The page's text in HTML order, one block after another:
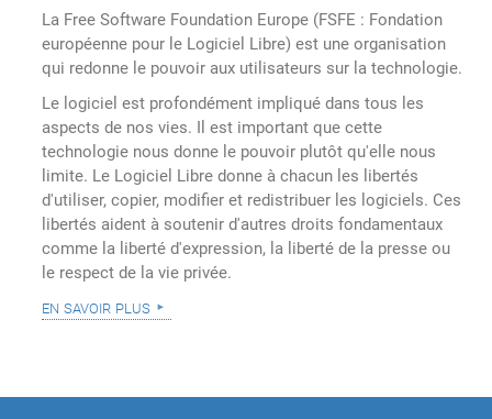
La Free Software Foundation Europe (FSFE : Fondation
européenne pour le Logiciel Libre) est une organisation
qui redonne le pouvoir aux utilisateurs sur la technologie.
Le logiciel est profondément impliqué dans tous les
aspects de nos vies. Il est important que cette
technologie nous donne le pouvoir plutôt qu'elle nous
limite. Le Logiciel Libre donne à chacun les libertés
d'utiliser, copier, modifier et redistribuer les logiciels. Ces
libertés aident à soutenir d'autres droits fondamentaux
comme la liberté d'expression, la liberté de la presse ou
le respect de la vie privée.
en savoir plus